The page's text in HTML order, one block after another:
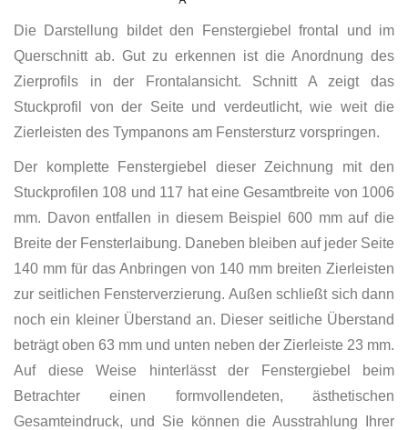
Die Darstellung bildet den Fenstergiebel frontal und im
Querschnitt ab. Gut zu erkennen ist die Anordnung des
Zierprofils in der Frontalansicht. Schnitt A zeigt das
Stuckprofil von der Seite und verdeutlicht, wie weit die
Zierleisten des Tympanons am Fenstersturz vorspringen.
Der komplette Fenstergiebel dieser Zeichnung mit den
Stuckprofilen 108 und 117 hat eine Gesamtbreite von 1006
mm. Davon entfallen in diesem Beispiel 600 mm auf die
Breite der Fensterlaibung. Daneben bleiben auf jeder Seite
140 mm für das Anbringen von 140 mm breiten Zierleisten
zur seitlichen Fensterverzierung. Außen schließt sich dann
noch ein kleiner Überstand an. Dieser seitliche Überstand
beträgt oben 63 mm und unten neben der Zierleiste 23 mm.
Auf diese Weise hinterlässt der Fenstergiebel beim
Betrachter einen formvollendeten, ästhetischen
Gesamteindruck, und Sie können die Ausstrahlung Ihrer